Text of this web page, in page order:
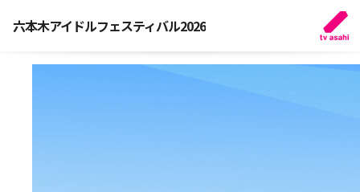
六本木アイドルフェスティバル2026